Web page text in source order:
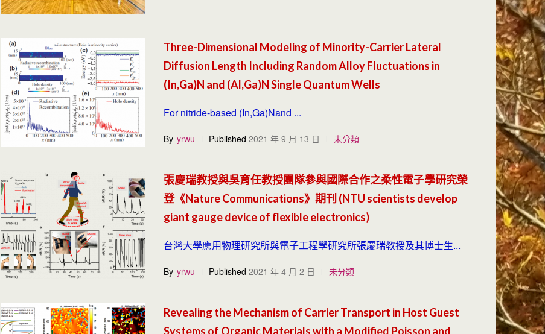
Three-Dimensional Modeling of Minority-Carrier Lateral
Diffusion Length Including Random Alloy Fluctuations in
(In,Ga)N and (Al,Ga)N Single Quantum Wells
For nitride-based (In,Ga)Nand ...
By yrwu Published 2021 年 9 月 13 日 未分類
張慶瑞教授與吳育任教授團隊參與國際合作之柔性電子學研究榮
登《Nature Communications》期刊 (NTU scientists develop
giant gauge device of flexible electronics)
台灣大學應用物理研究所與電子工程學研究所張慶瑞教授及其博士生...
By yrwu Published 2021 年 4 月 2 日 未分類
Revealing the Mechanism of Carrier Transport in Host Guest
Systems of Organic Materials with a Modified Poisson and